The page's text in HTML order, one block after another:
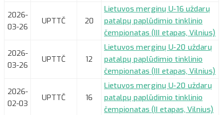
2026-
03-26
UPTTČ 20
Lietuvos merginų U-16 uždarų
patalpų paplūdimio tinklinio
čempionatas (III etapas, Vilnius)
2026-
03-26
UPTTČ 12
Lietuvos merginų U-20 uždarų
patalpų paplūdimio tinklinio
čempionatas (III etapas, Vilnius)
2026-
02-03
UPTTČ 16
Lietuvos merginų U-20 uždarų
patalpų paplūdimio tinklinio
čempionatas (II etapas, Vilnius)